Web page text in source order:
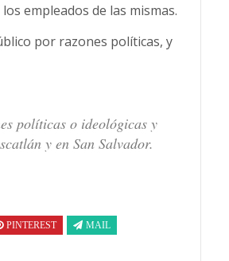
empleados de las mismas.
por razones políticas, y
políticas o ideológicas y
y en San Salvador.
PINTEREST MAIL